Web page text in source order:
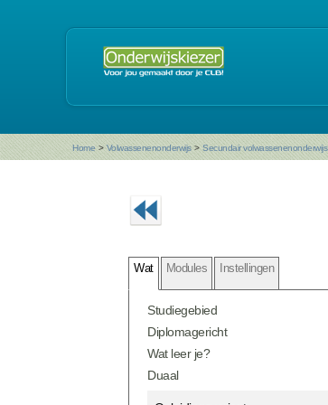
Home > Volwassenenonderwijs > Secundair volwassenenonderwijs
Wat Modules Instellingen
Studiegebied
Diplomagericht
Wat leer je?
Duaal